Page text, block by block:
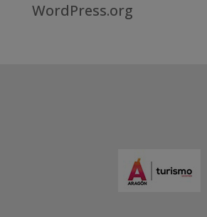
WordPress.org